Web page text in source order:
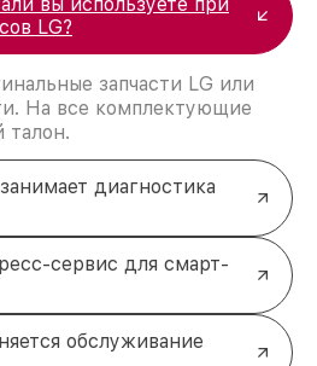
LG?
запчасти LG или
На все комплектующие
талон.
диагностика
сервис для смарт-
обслуживание